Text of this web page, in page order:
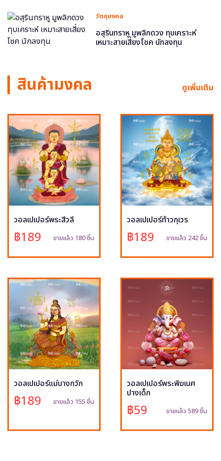
วัตถุมงคล
อสุรินทราหู มูพลิกดวง ทุบเคราะห์
เหมาะสายเสี่ยงโชค นักลงทุน
สินค้ามงคล ดูเพิ่มเติม
วอลเปเปอร์พระสีวลี
฿189 ขายแล้ว 180 ชิ้น
วอลเปเปอร์ท้าวกุเวร
฿189 ขายแล้ว 242 ชิ้น
วอลเปเปอร์แม่นางกวัก
฿189 ขายแล้ว 155 ชิ้น
วอลเปเปอร์พระพิฆเนศ
ปางเด็ก
฿59 ขายแล้ว 589 ชิ้น